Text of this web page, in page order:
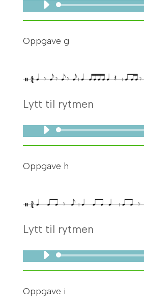
Lydavspiller
Oppgave g
Lytt til rytmen
Lydavspiller
Oppgave h
Lytt til rytmen
Lydavspiller
Oppgave i